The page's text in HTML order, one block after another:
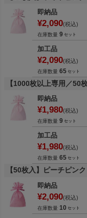
即納品
¥2,090 税込
在庫数量 9
加工品
¥2,090 税込
在庫数量 65
【1000枚以上専用／50
即納品
¥1,980 税込
在庫数量 9
加工品
¥1,980 税込
在庫数量 65
【50枚入】ピーチピンク
即納品
¥2,090 税込
在庫数量 10